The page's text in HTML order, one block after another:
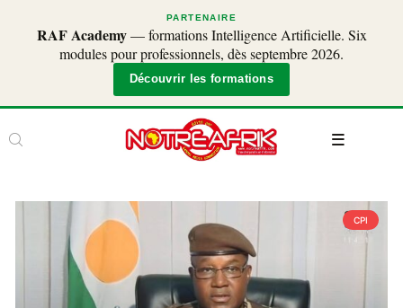
PARTENAIRE
RAF Academy— formations Intelligence Artificielle. Six
modules pour professionnels, dès septembre 2026.
Découvrir les formations
CPI